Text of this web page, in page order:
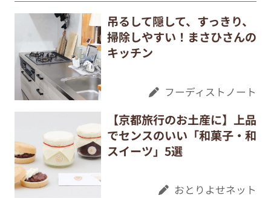
吊るして隠して、すっきり、
掃除しやすい！まさひさんの
キッチン
フーディストノート
【京都旅行のお土産に】上品
でセンスのいい「和菓子・和
スイーツ」5選
おとりよせネット